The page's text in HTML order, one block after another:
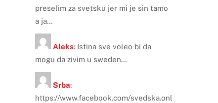
preselim za svetsku jer mi je sin tamo
a ja…
Aleks:Istina sve voleo bi da
mogu da zivim u sweden…
Srba:
https://www.facebook.com/svedska.onl